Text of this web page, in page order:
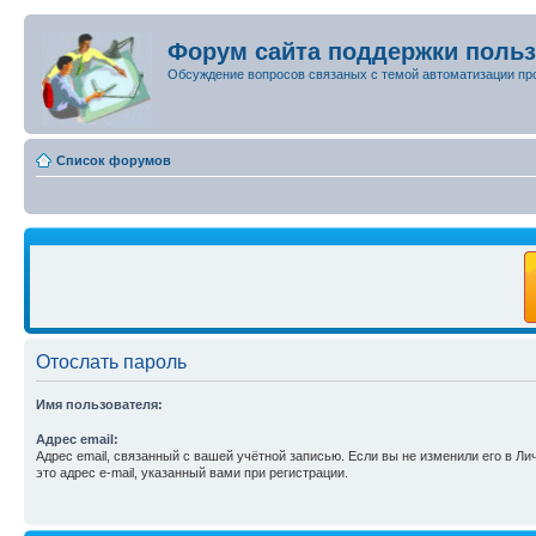
Форум сайта поддержки
Обсуждение вопросов связаных с темой автоматизации
Список форумов
Отослать пароль
Имя пользователя:
Адрес email:
Адрес email, связанный с вашей учётной записью. Если вы не изменили его в
это адрес e-mail, указанный вами при регистрации.